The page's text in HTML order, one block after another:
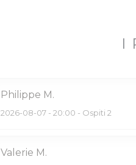
I
Philippe M
2026-08-07 - 20:00 - Ospiti 2
Valerie M